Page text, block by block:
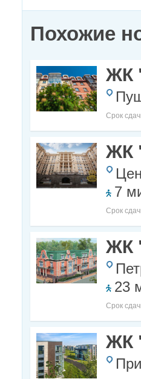
Похожие
ЖК
Срок
ЖК
7
Срок
ЖК
23
Срок
ЖК